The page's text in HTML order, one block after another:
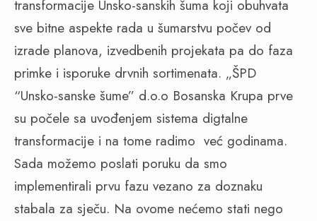
transformacije Unsko-sanskih šuma koji obuhvata
sve bitne aspekte rada u šumarstvu počev od
izrade planova, izvedbenih projekata pa do faza
primke i isporuke drvnih sortimenata. „ŠPD
“Unsko-sanske šume” d.o.o Bosanska Krupa prve
su počele sa uvođenjem sistema digtalne
transformacije i na tome radimo već godinama.
Sada možemo poslati poruku da smo
implementirali prvu fazu vezano za doznaku
stabala za sječu. Na ovome nećemo stati nego